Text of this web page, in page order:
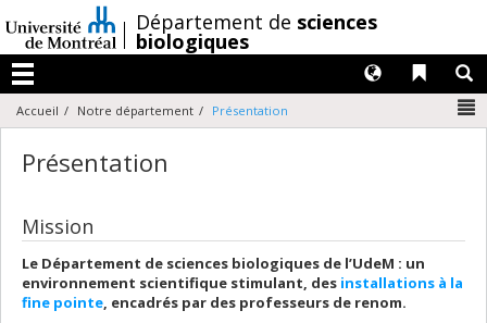
au
contenu
/Département de sciences
biologiques
Menu
Liens
Langues
Accueil Notre département Présentation
Présentation
Mission
Le Département de sciences biologiques de l’UdeM : un
environnement scientifique stimulant, des installations à la
fine pointe, encadrés par des professeurs de renom.